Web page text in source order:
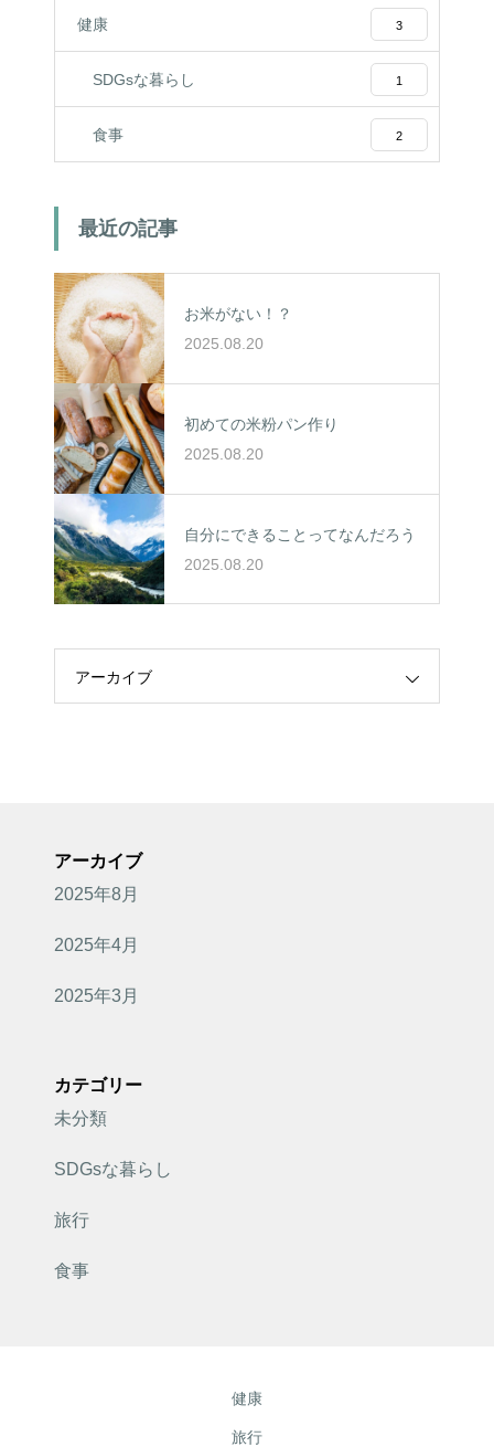
健康 3
SDGsな暮らし 1
食事 2
最近の記事
お米がない！？
2025.08.20
初めての米粉パン作り
2025.08.20
自分にできることってなんだろう
2025.08.20
アーカイブ
アーカイブ
2025年8月
2025年4月
2025年3月
カテゴリー
未分類
SDGsな暮らし
旅行
食事
健康
旅行